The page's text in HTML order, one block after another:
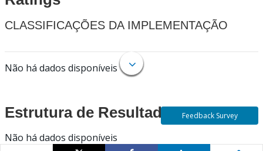
CLASSIFICAÇÕES DA IMPLEMENTAÇÃO
Não há dados disponíveis
Estrutura de Resultados
Não há dados disponíveis
Feedback Survey